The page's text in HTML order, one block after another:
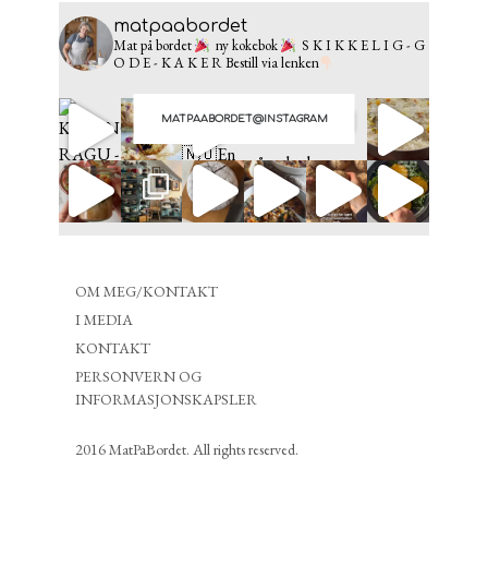
MATPAABORDET@INSTAGRAM
matpaabordet
Mat på bordet ny kokebok
S K I K K E L I G - G
O D E - K A K E RBestill via lenken
OM MEG/KONTAKT
I MEDIA
KONTAKT
PERSONVERN OG
INFORMASJONSKAPSLER
2016 MatPaBordet. All rights reserved.